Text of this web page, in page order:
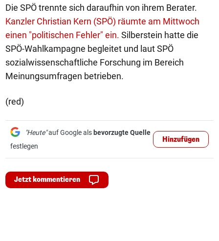
Die SPÖ trennte sich daraufhin von ihrem Berater.
Kanzler Christian Kern (SPÖ) räumte am Mittwoch
einen "politischen Fehler" ein. Silberstein hatte die
SPÖ-Wahlkampagne begleitet und laut SPÖ
sozialwissenschaftliche Forschung im Bereich
Meinungsumfragen betrieben.
(red)
"Heute"auf Google als bevorzugte Quelle
festlegen
Hinzufügen
Jetzt kommentieren